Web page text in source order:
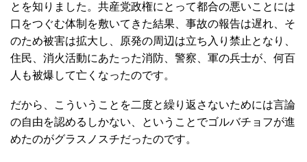
とを知りました。共産党政権にとって都合の悪いことには
口をつぐむ体制を敷いてきた結果、事故の報告は遅れ、そ
のため被害は拡大し、原発の周辺は立ち入り禁止となり、
住民、消火活動にあたった消防、警察、軍の兵士が、何百
人も被爆して亡くなったのです。
だから、こういうことを二度と繰り返さないためには言論
の自由を認めるしかない、ということでゴルバチョフが進
めたのがグラスノスチだったのです。